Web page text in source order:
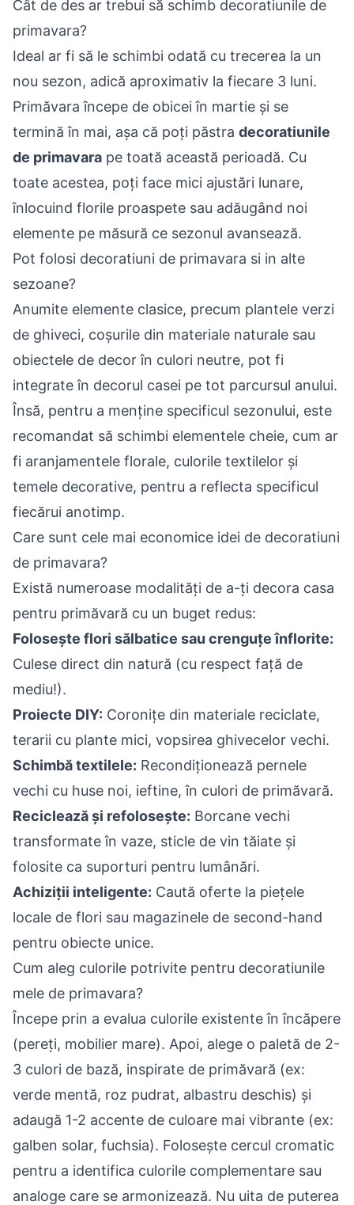
Cât de des ar trebui să schimb decoratiunile de
primavara?
Ideal ar fi să le schimbi odată cu trecerea la un
nou sezon, adică aproximativ la fiecare 3 luni.
Primăvara începe de obicei în martie și se
termină în mai, așa că poți păstra decoratiunile
de primavara pe toată această perioadă. Cu
toate acestea, poți face mici ajustări lunare,
înlocuind florile proaspete sau adăugând noi
elemente pe măsură ce sezonul avansează.
Pot folosi decoratiuni de primavara si in alte
sezoane?
Anumite elemente clasice, precum plantele verzi
de ghiveci, coșurile din materiale naturale sau
obiectele de decor în culori neutre, pot fi
integrate în decorul casei pe tot parcursul anului.
Însă, pentru a menține specificul sezonului, este
recomandat să schimbi elementele cheie, cum ar
fi aranjamentele florale, culorile textilelor și
temele decorative, pentru a reflecta specificul
fiecărui anotimp.
Care sunt cele mai economice idei de decoratiuni
de primavara?
Există numeroase modalități de a-ți decora casa
pentru primăvară cu un buget redus:
Folosește flori sălbatice sau crenguțe înflorite:
Culese direct din natură (cu respect față de
mediu!).
Proiecte DIY: Coronițe din materiale reciclate,
terarii cu plante mici, vopsirea ghivecelor vechi.
Schimbă textilele: Recondiționează pernele
vechi cu huse noi, ieftine, în culori de primăvară.
Reciclează și refolosește: Borcane vechi
transformate în vaze, sticle de vin tăiate și
folosite ca suporturi pentru lumânări.
Achiziții inteligente: Caută oferte la piețele
locale de flori sau magazinele de second-hand
pentru obiecte unice.
Cum aleg culorile potrivite pentru decoratiunile
mele de primavara?
Începe prin a evalua culorile existente în încăpere
(pereți, mobilier mare). Apoi, alege o paletă de 2-
3 culori de bază, inspirate de primăvară (ex:
verde mentă, roz pudrat, albastru deschis) și
adaugă 1-2 accente de culoare mai vibrante (ex:
galben solar, fuchsia). Folosește cercul cromatic
pentru a identifica culorile complementare sau
analoge care se armonizează. Nu uita de puterea